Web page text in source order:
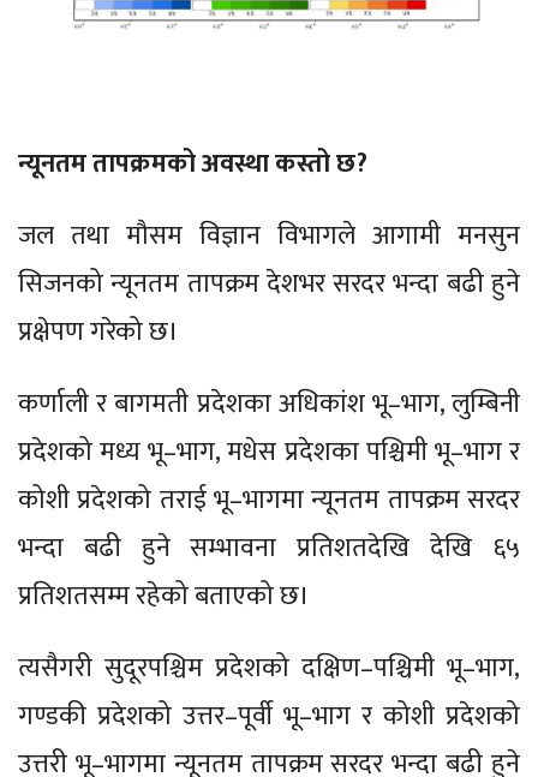
न्यूनतम तापक्रमको अवस्था कस्तो छ?
जल तथा मौसम विज्ञान विभागले आगामी मनसुन
सिजनको न्यूनतम तापक्रम देशभर सरदर भन्दा बढी हुने
प्रक्षेपण गरेको छ।
कर्णाली र बागमती प्रदेशका अधिकांश भू–भाग, लुम्बिनी
प्रदेशको मध्य भू–भाग, मधेस प्रदेशका पश्चिमी भू–भाग र
कोशी प्रदेशको तराई भू–भागमा न्यूनतम तापक्रम सरदर
भन्दा बढी हुने सम्भावना प्रतिशतदेखि देखि ६५
प्रतिशतसम्म रहेको बताएको छ।
त्यसैगरी सुदूरपश्चिम प्रदेशको दक्षिण–पश्चिमी भू–भाग,
गण्डकी प्रदेशको उत्तर–पूर्वी भू–भाग र कोशी प्रदेशको
उत्तरी भू–भागमा न्यूनतम तापक्रम सरदर भन्दा बढी हुने